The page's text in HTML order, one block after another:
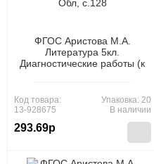
ФГОС Аристова М.А.
Литература 5кл.
Диагностические работы (к
(Просвещение, 2025), Обл,
Код товара:
13-928675
293.69р
Упаковка: 20
В наличии